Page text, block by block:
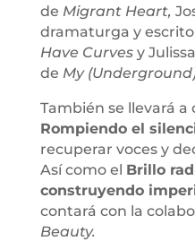
de Migrant Heart,
dramaturga y
Have Curvesy
de My
También se llevará a
Rompiendo el
recuperar voces y
Así como el Brillo
construyendo
contará con la
Beauty.